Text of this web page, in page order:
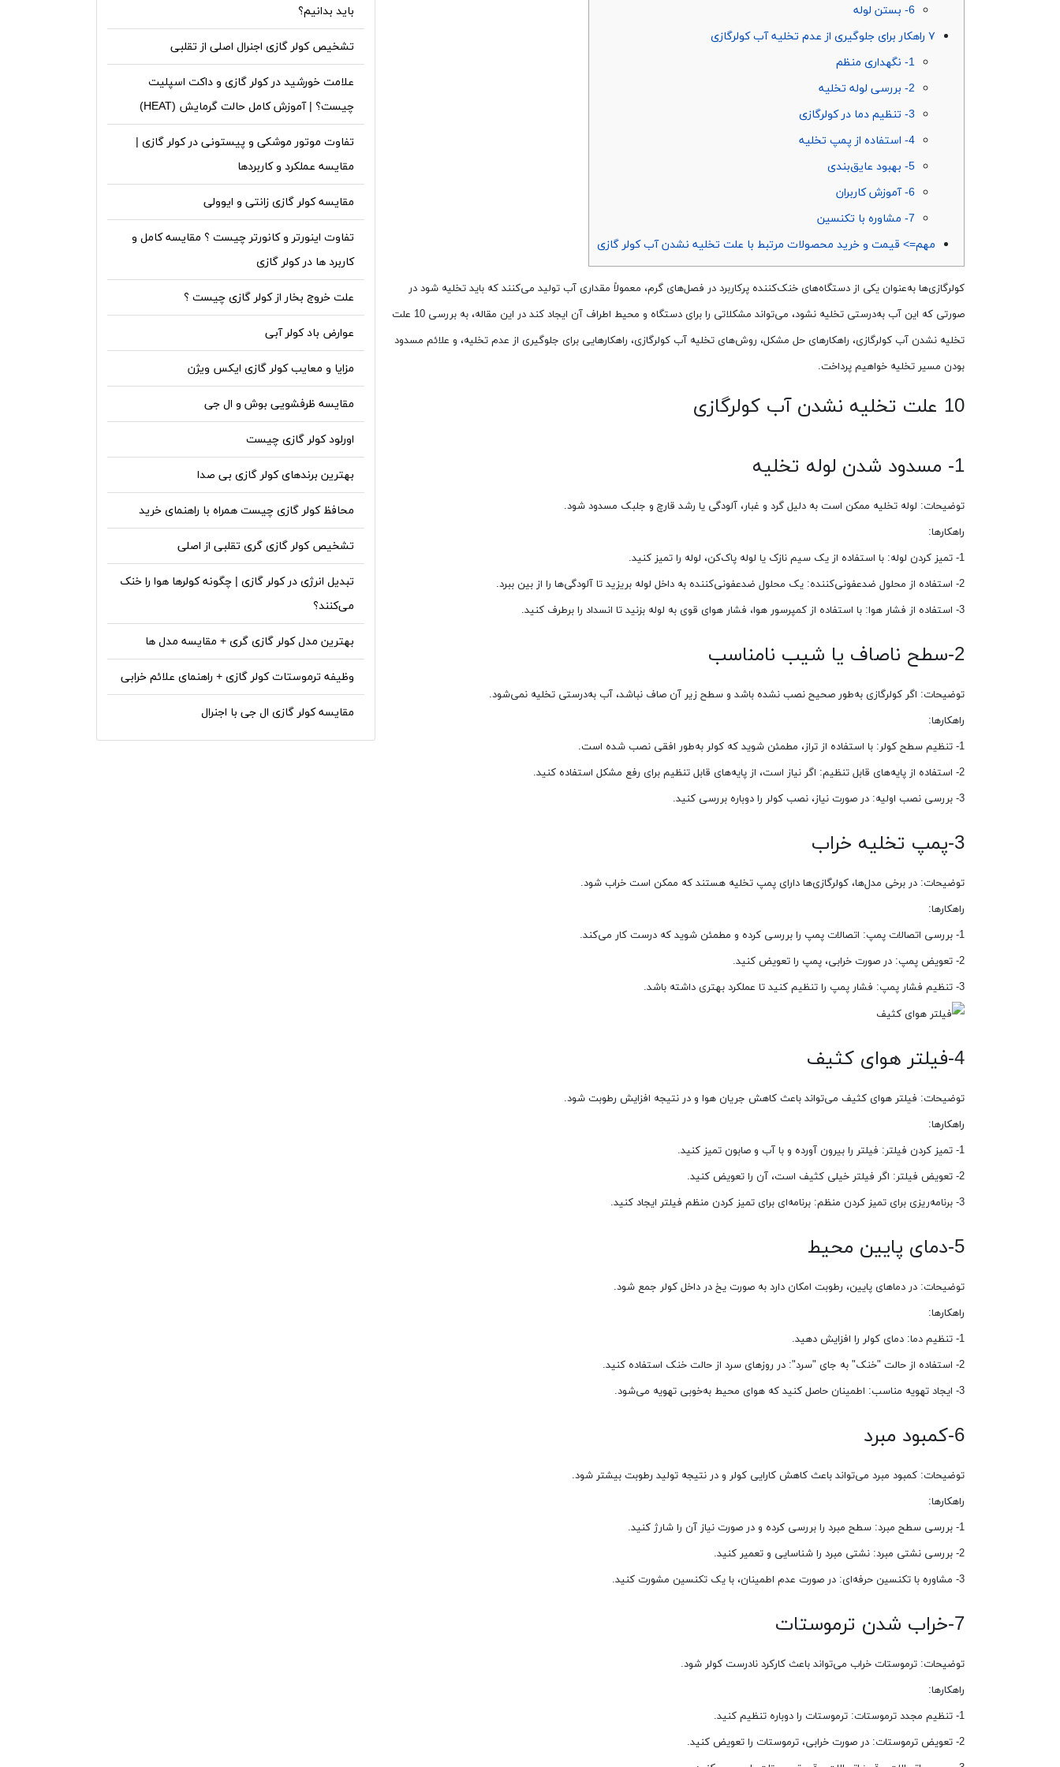
6- بستن لوله
۷ راهکار برای جلوگیری از عدم تخلیه آب کولرگازی
1- نگهداری منظم
2- بررسی لوله تخلیه
3- تنظیم دما در کولرگازی
4- استفاده از پمپ تخلیه
5- بهبود عایق‌بندی
6- آموزش کاربران
7- مشاوره با تکنسین
مهم=> قیمت و خرید محصولات مرتبط با علت تخلیه نشدن آب کولر گازی
کولرگازی‌ها به‌عنوان یکی از دستگاه‌های خنک‌کننده پرکاربرد در فصل‌های گرم، معمولاً مقداری آب تولید می‌کنند که باید تخلیه شود در
صورتی که این آب به‌درستی تخلیه نشود، می‌تواند مشکلاتی را برای دستگاه و محیط اطراف آن ایجاد کند در این مقاله، به بررسی 10 علت
تخلیه نشدن آب کولرگازی، راهکارهای حل مشکل، روش‌های تخلیه آب کولرگازی، راهکارهایی برای جلوگیری از عدم تخلیه، و علائم مسدود
بودن مسیر تخلیه خواهیم پرداخت.
10 علت تخلیه نشدن آب کولرگازی
1- مسدود شدن لوله تخلیه
توضیحات: لوله تخلیه ممکن است به دلیل گرد و غبار، آلودگی یا رشد قارچ و جلبک مسدود شود.
راهکارها:
1- تمیز کردن لوله: با استفاده از یک سیم نازک یا لوله پاک‌کن، لوله را تمیز کنید.
2- استفاده از محلول ضدعفونی‌کننده: یک محلول ضدعفونی‌کننده به داخل لوله بریزید تا آلودگی‌ها را از بین ببرد.
3- استفاده از فشار هوا: با استفاده از کمپرسور هوا، فشار هوای قوی به لوله بزنید تا انسداد را برطرف کنید.
2-سطح ناصاف یا شیب نامناسب
توضیحات: اگر کولرگازی به‌طور صحیح نصب نشده باشد و سطح زیر آن صاف نباشد، آب به‌درستی تخلیه نمی‌شود.
راهکارها:
1- تنظیم سطح کولر: با استفاده از تراز، مطمئن شوید که کولر به‌طور افقی نصب شده است.
2- استفاده از پایه‌های قابل تنظیم: اگر نیاز است، از پایه‌های قابل تنظیم برای رفع مشکل استفاده کنید.
3- بررسی نصب اولیه: در صورت نیاز، نصب کولر را دوباره بررسی کنید.
3-پمپ تخلیه خراب
توضیحات: در برخی مدل‌ها، کولرگازی‌ها دارای پمپ تخلیه هستند که ممکن است خراب شود.
راهکارها:
1- بررسی اتصالات پمپ: اتصالات پمپ را بررسی کرده و مطمئن شوید که درست کار می‌کند.
2- تعویض پمپ: در صورت خرابی، پمپ را تعویض کنید.
3- تنظیم فشار پمپ: فشار پمپ را تنظیم کنید تا عملکرد بهتری داشته باشد.
4-فیلتر هوای کثیف
توضیحات: فیلتر هوای کثیف می‌تواند باعث کاهش جریان هوا و در نتیجه افزایش رطوبت شود.
راهکارها:
1- تمیز کردن فیلتر: فیلتر را بیرون آورده و با آب و صابون تمیز کنید.
2- تعویض فیلتر: اگر فیلتر خیلی کثیف است، آن را تعویض کنید.
3- برنامه‌ریزی برای تمیز کردن منظم: برنامه‌ای برای تمیز کردن منظم فیلتر ایجاد کنید.
5-دمای پایین محیط
توضیحات: در دماهای پایین، رطوبت امکان دارد به‌ صورت یخ در داخل کولر جمع شود.
راهکارها:
1- تنظیم دما: دمای کولر را افزایش دهید.
2- استفاده از حالت "خنک" به جای "سرد": در روزهای سرد از حالت خنک استفاده کنید.
3- ایجاد تهویه مناسب: اطمینان حاصل کنید که هوای محیط به‌خوبی تهویه می‌شود.
6-کمبود مبرد
توضیحات: کمبود مبرد می‌تواند باعث کاهش کارایی کولر و در نتیجه تولید رطوبت بیشتر شود.
راهکارها:
1- بررسی سطح مبرد: سطح مبرد را بررسی کرده و در صورت نیاز آن را شارژ کنید.
2- بررسی نشتی مبرد: نشتی مبرد را شناسایی و تعمیر کنید.
3- مشاوره با تکنسین حرفه‌ای: در صورت عدم اطمینان، با یک تکنسین مشورت کنید.
7-خراب شدن ترموستات
توضیحات: ترموستات خراب می‌تواند باعث کارکرد نادرست کولر شود.
راهکارها:
1- تنظیم مجدد ترموستات: ترموستات را دوباره تنظیم کنید.
2- تعویض ترموستات: در صورت خرابی، ترموستات را تعویض کنید.
باید بدانیم؟
تشخیص کولر گازی اجنرال اصلی از تقلبی
علامت خورشید در کولر گازی و داکت اسپلیت
چیست؟ | آموزش کامل حالت گرمایش (HEAT)
تفاوت موتور موشکی و پیستونی در کولر گازی |
مقایسه عملکرد و کاربردها
مقایسه کولر گازی زانتی و ایوولی
تفاوت اینورتر و کانورتر چیست ؟ مقایسه کامل و
کاربرد ها در کولر گازی
علت خروج بخار از کولر گازی چیست ؟
عوارض باد کولر آبی
مزایا و معایب کولر گازی ایکس ویژن
مقایسه ظرفشویی بوش و ال جی
اورلود کولر گازی چیست
بهترین برندهای کولر گازی بی صدا
محافظ کولر گازی چیست همراه با راهنمای خرید
تشخیص کولر گازی گری تقلبی از اصلی
تبدیل انرژی در کولر گازی | چگونه کولرها هوا را خنک
می‌کنند؟
بهترین مدل کولر گازی گری + مقایسه مدل ها
وظیفه ترموستات کولر گازی + راهنمای علائم خرابی
مقایسه کولر گازی ال جی با اجنرال